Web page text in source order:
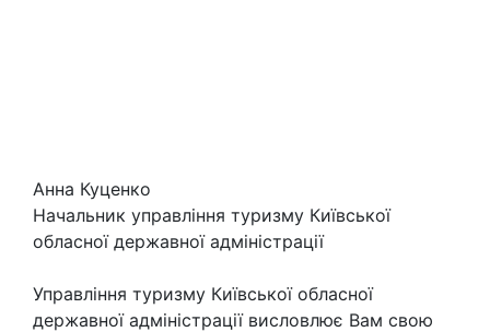
Анна Куценко
Начальник управління туризму Київської
обласної державної адміністрації
Управління туризму Київської обласної
державної адміністрації висловлює Вам свою